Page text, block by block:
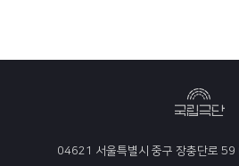
04621 서울특별시 중구 장충단로 59